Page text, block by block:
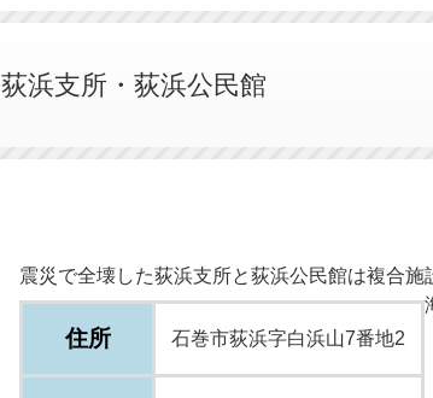
荻浜支所・荻浜公民館
震災で全壊した荻浜支所と荻浜公民館は複合施
住所 石巻市荻浜字白浜山7番地2